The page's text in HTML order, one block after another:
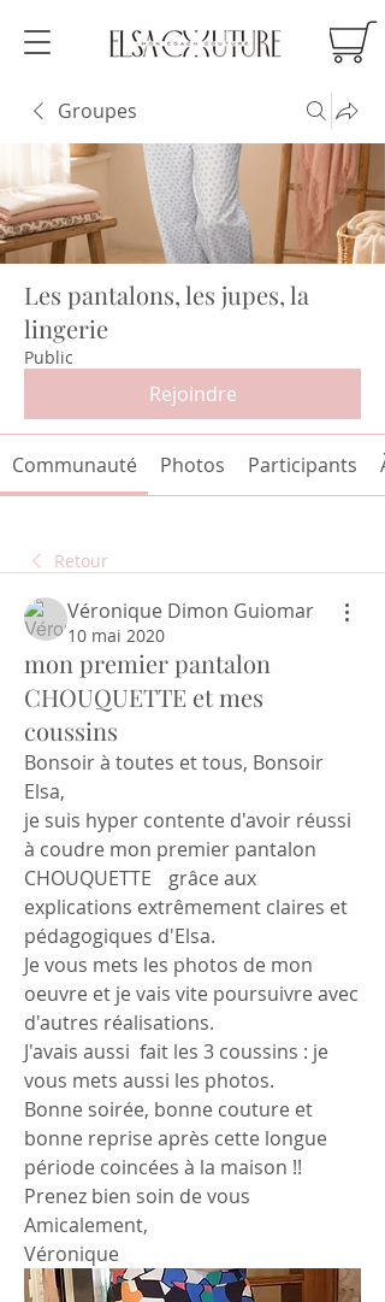
Groupes
Les pantalons, les jupes, la
lingerie
Public
Rejoindre
Communauté Photos Participants
Retour
Véronique Dimon Guiomar
10 mai 2020
mon premier pantalon
CHOUQUETTE et mes
coussins
Bonsoir à toutes et tous, Bonsoir
Elsa,
je suis hyper contente d'avoir réussi
à coudre mon premier pantalon
CHOUQUETTE 	grâce aux
explications extrêmement claires et
pédagogiques d'Elsa.
Je vous mets les photos de mon
oeuvre et je vais vite poursuivre avec
d'autres réalisations.
J'avais aussi  fait les 3 coussins : je
vous mets aussi les photos.
Bonne soirée, bonne couture et
bonne reprise après cette longue
période coincées à la maison !!
Prenez bien soin de vous
Amicalement,
Véronique